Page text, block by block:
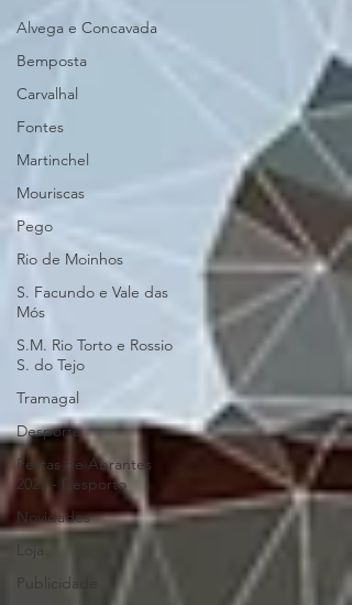
Alvega e Concavada
Bemposta
Carvalhal
Fontes
Martinchel
Mouriscas
Pego
Rio de Moinhos
S. Facundo e Vale das
Mós
S.M. Rio Torto e Rossio
S. do Tejo
Tramagal
Desporto
Festas de Abrantes
2023 - Desporto
Novidades
Publicidade